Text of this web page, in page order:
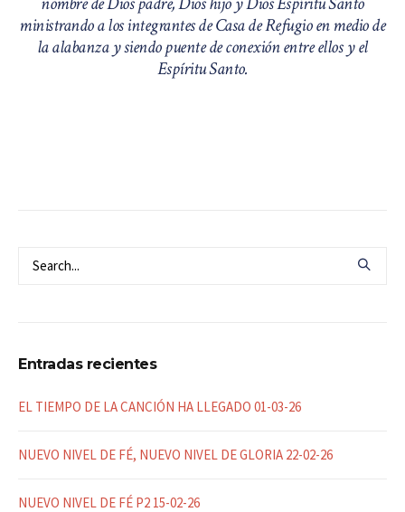
ministrando a los integrantes de Casa de Refugio en medio de
la alabanza y siendo puente de conexión entre ellos y el
Espíritu Santo.
Entradas recientes
EL TIEMPO DE LA CANCIÓN HA LLEGADO 01-03-26
NUEVO NIVEL DE FÉ, NUEVO NIVEL DE GLORIA 22-02-26
NUEVO NIVEL DE FÉ P2 15-02-26